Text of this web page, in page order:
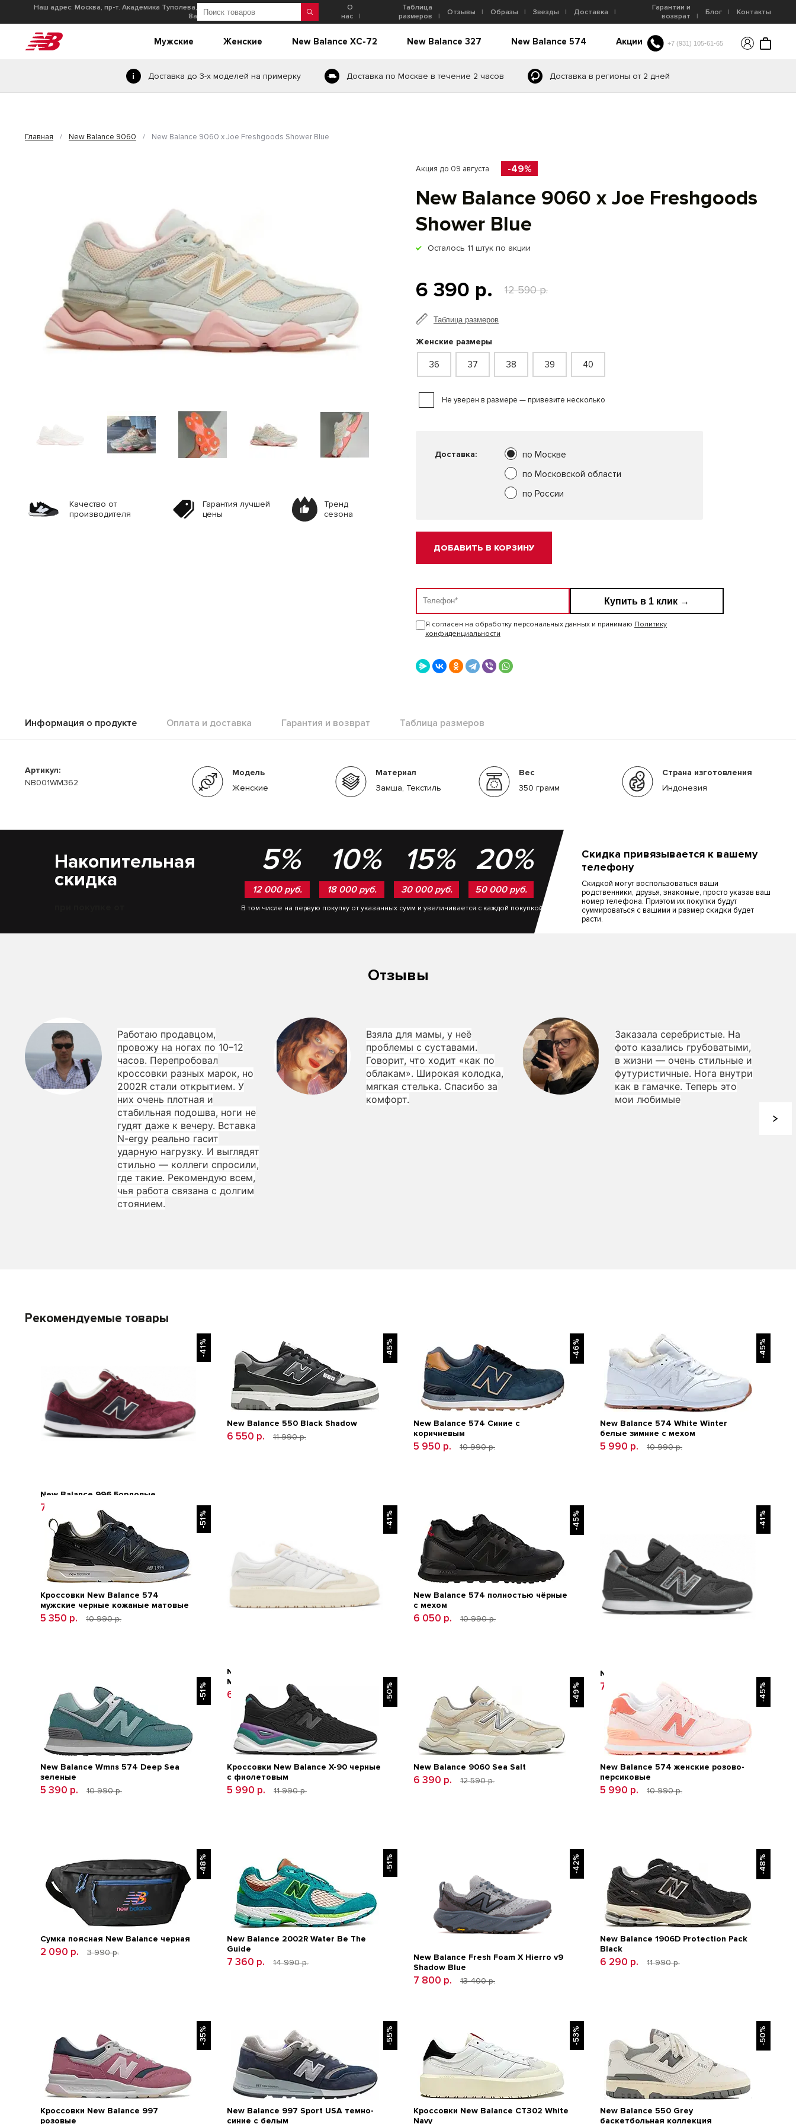
Наш адрес: Москва, пр-т. Академика Туполева,
8а
О
нас
Таблица
размеров
Отзывы Образы Звезды Доставка
Гарантии и
возврат
Блог Контакты
Мужские Женские New Balance XC-72 New Balance 327 New Balance 574 Акции +7 (931) 105-61-65
Доставка до 3-х моделей на примерку Доставка по Москве в течение 2 часов Доставка в регионы от 2 дней
Главная / New Balance 9060 / New Balance 9060 x Joe Freshgoods Shower Blue
Качество от
производителя
Гарантия лучшей
цены
Тренд
сезона
Акция до 09 августа -49%
New Balance 9060 x Joe Freshgoods
Shower Blue
Осталось 11 штук по акции
6 390 р. 12 590 р.
Таблица размеров
Женские размеры
36 37 38 39 40
Не уверен в размере — привезите несколько
Доставка:
по Москве
по Московской области
по России
ДОБАВИТЬ В КОРЗИНУ
Я согласен на обработку персональных данных и принимаю Политику
конфиденциальности
Купить в 1 клик →
Информация о продукте Оплата и доставка Гарантия и возврат Таблица размеров
Артикул:
NB001WM362
Модель
Женские
Материал
Замша, Текстиль
Вес
350 грамм
Страна изготовления
Индонезия
Накопительная
скидка
5%
12 000 руб.
10%
18 000 руб.
15%
30 000 руб.
20%
50 000 руб.
В том числе на первую покупку от указанных сумм и увеличивается с каждой покупкой
Скидка привязывается к вашему
телефону
Скидкой могут воспользоваться ваши
родственники, друзья, знакомые, просто указав ваш
номер телефона. Приэтом их покупки будут
суммироваться с вашими и размер скидки будет
расти.
Отзывы
Работаю продавцом,
провожу на ногах по 10–12
часов. Перепробовал
кроссовки разных марок, но
2002R стали открытием. У
них очень плотная и
стабильная подошва, ноги не
гудят даже к вечеру. Вставка
N-ergy реально гасит
ударную нагрузку. И выглядят
стильно — коллеги спросили,
где такие. Рекомендую всем,
чья работа связана с долгим
стоянием.
Взяла для мамы, у неё
проблемы с суставами.
Говорит, что ходит «как по
облакам». Широкая колодка,
мягкая стелька. Спасибо за
комфорт.
Заказала серебристые. На
фото казались грубоватыми,
в жизни — очень стильные и
футуристичные. Нога внутри
как в гамачке. Теперь это
мои любимые
Рекомендуемые товары
-41%
New Balance 996 Бордовые
7 490 р. 12 600 р.
-45%
New Balance 550 Black Shadow
6 550 р. 11 990 р.
-46%
New Balance 574 Синие с
коричневым
5 950 р. 10 990 р.
-45%
New Balance 574 White Winter
белые зимние с мехом
5 990 р. 10 990 р.
-51%
Кроссовки New Balance 574
мужские черные кожаные матовые
5 350 р. 10 990 р.
-41%
New Balance CT-302 White
Moonbeam
6 999 р. 11 900 р.
-45%
New Balance 574 полностью чёрные
с мехом
6 050 р. 10 990 р.
-41%
New Balance 996 Темно-серые
7 490 р. 12 600 р.
-51%
New Balance Wmns 574 Deep Sea
зеленые
5 390 р. 10 990 р.
-50%
Кроссовки New Balance Х-90 черные
с фиолетовым
5 990 р. 11 990 р.
-49%
New Balance 9060 Sea Salt
6 390 р. 12 590 р.
-45%
New Balance 574 женские розово-
персиковые
5 990 р. 10 990 р.
-48%
Сумка поясная New Balance черная
2 090 р. 3 990 р.
-51%
New Balance 2002R Water Be The
Guide
7 360 р. 14 990 р.
-42%
New Balance Fresh Foam X Hierro v9
Shadow Blue
7 800 р. 13 400 р.
-48%
New Balance 1906D Protection Pack
Black
6 290 р. 11 990 р.
-35%
Кроссовки New Balance 997
розовые
-55%
New Balance 997 Sport USA темно-
синие с белым
-53%
Кроссовки New Balance CT302 White
Navy
-50%
New Balance 550 Grey
баскетбольная коллекция